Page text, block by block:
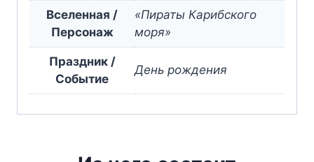
Sparrow
Вселенная /
Персонаж
«Пираты Карибского
моря»
Праздник /
Событие
День рождения